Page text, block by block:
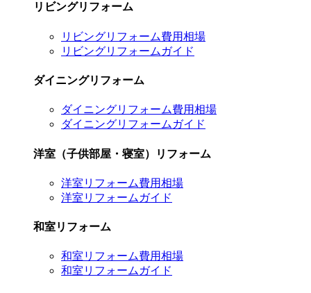
リビングリフォーム
リビングリフォーム費用相場
リビングリフォームガイド
ダイニングリフォーム
ダイニングリフォーム費用相場
ダイニングリフォームガイド
洋室（子供部屋・寝室）リフォーム
洋室リフォーム費用相場
洋室リフォームガイド
和室リフォーム
和室リフォーム費用相場
和室リフォームガイド